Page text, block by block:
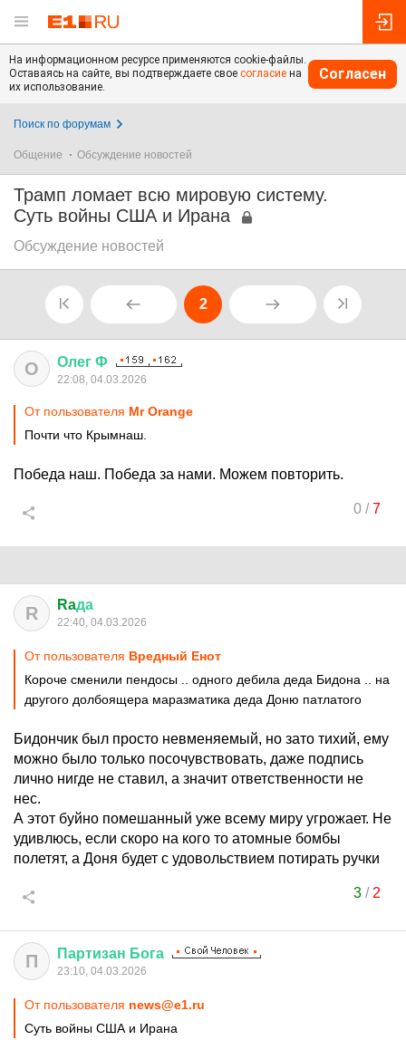
На информационном ресурсе применяются cookie-файлы.
Оставаясь на сайте, вы подтверждаете свое согласие на
их использование.
Согласен
Поиск по форумам
Общение Обсуждение новостей
Трамп ломает всю мировую систему.
Суть войны США и Ирана
Обсуждение новостей
2
О Олег Ф
22:08, 04.03.2026
От пользователя Мr Orange
Почти что Крымнаш.
Победа наш. Победа за нами. Можем повторить.
0/7
R Raда
22:40, 04.03.2026
От пользователя Вредный Енот
Короче сменили пендосы .. одного дебила деда Бидона .. на
другого долбоящера маразматика деда Доню патлатого
Бидончик был просто невменяемый, но зато тихий, ему
можно было только посочувствовать, даже подпись
лично нигде не ставил, а значит ответственности не
нес.
А этот буйно помешанный уже всему миру угрожает. Не
удивлюсь, если скоро на кого то атомные бомбы
полетят, а Доня будет с удовольствием потирать ручки
3/ 2
П Партизан Бога
23:10, 04.03.2026
От пользователя news@e1.ru
Суть войны США и Ирана